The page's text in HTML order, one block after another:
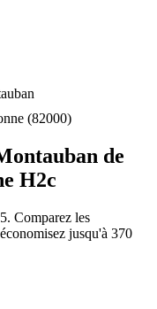
(82000)
de
H2c
Comparez les
jusqu'à 370